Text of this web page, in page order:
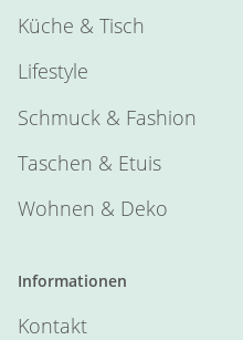
Küche & Tisch
Lifestyle
Schmuck & Fashion
Taschen & Etuis
Wohnen & Deko
Informationen
Kontakt